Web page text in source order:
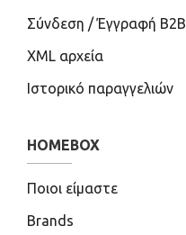
Σύνδεση / Έγγραφή B2B
XML αρχεία
Ιστορικό παραγγελιών
HOMEBOX
Ποιοι είμαστε
Brands